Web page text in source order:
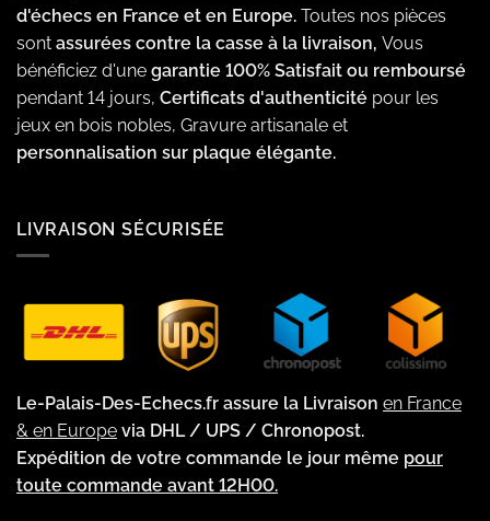
d'échecs en France et en Europe. Toutes nos pièces
sont assurées contre la casse à la livraison, Vous
bénéficiez d'une garantie 100% Satisfait ou remboursé
pendant 14 jours, Certificats d'authenticité pour les
jeux en bois nobles, Gravure artisanale et
personnalisation sur plaque élégante.
LIVRAISON SÉCURISÉE
Le-Palais-Des-Echecs.fr assure la Livraison en France
& en Europe via DHL / UPS / Chronopost.
Expédition de votre commande le jour même pour
toute commande avant 12H00.